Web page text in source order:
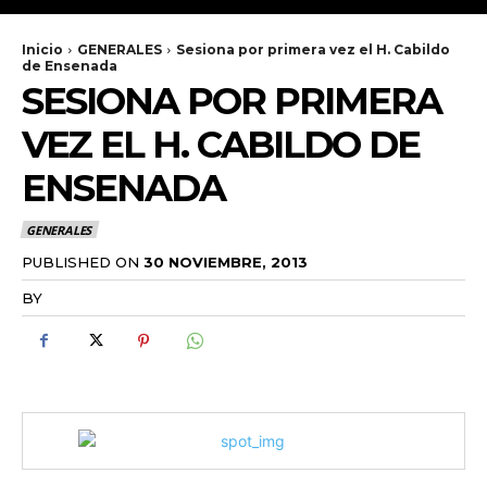
Inicio GENERALES
Sesiona por primera vez el H. Cabildo
de Ensenada
SESIONA POR PRIMERA
VEZ EL H. CABILDO DE
ENSENADA
GENERALES
PUBLISHED ON 30 NOVIEMBRE, 2013
BY